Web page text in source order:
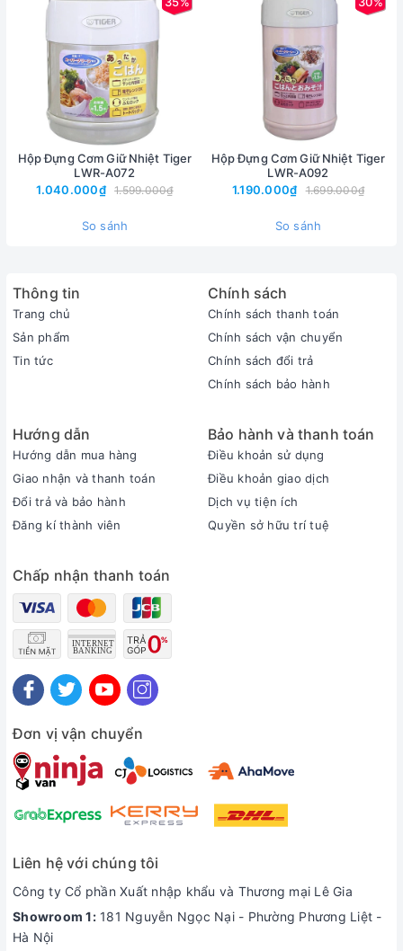
Hộp đựng cơm Tiger LWU-F200
sở hữu kiểu dáng hiện đại,
màu sắc trang nhã, đáp ứng sở thích nhiều người dùng khác
nhau. Sản phẩm đi kèm túi đựng giúp bạn có thể thuận tiện
mang theo hộp cơm để sử dụng cho bữa trưa hay bữa tối hàng
ngày khi đi làm, đi học,...
Thiết kế tiện lợi
Nắp hộp được thiết kế kín với đệm niêm phong giúp chống tràn
thức ăn ra bên ngoài và giữ nhiệt tối đa. Hơn nữa các hộp nhỏ
đều có miệng rộng giúp bạn có thể trực tiếp thưởng thức món
Gồm 4 ngăn đựng khác nhau
Hộp đựng cơm Tiger LWU-F200gồm 4 ngăn đựng có dung
tích lần lượt là 0.61L, 0.3L, 0.3L và 0.27L. Đồng thời, đi kèm
Hộp Đựng Cơm Giữ Nhiệt Tiger
LWR-A072
1.040.000₫
1.599.000₫
So sánh
Hộp Đựng Cơm Giữ Nhiệt Tiger
LWR-A092
1.190.000₫
1.699.000₫
So sánh
Thông tin
Trang chủ
Sản phẩm
Tin tức
Chính sách
Chính sách thanh toán
Chính sách vận chuyển
Chính sách đổi trả
Chính sách bảo hành
Hướng dẫn
Hướng dẫn mua hàng
Giao nhận và thanh toán
Đổi trả và bảo hành
Đăng kí thành viên
Bảo hành và thanh toán
Điều khoản sử dụng
Điều khoản giao dịch
Dịch vụ tiện ích
Quyền sở hữu trí tuệ
Chấp nhận thanh toán
Đơn vị vận chuyển
Liên hệ với chúng tôi
Công ty Cổ phần Xuất nhập khẩu và Thương mại Lê Gia
Showroom 1:181 Nguyễn Ngọc Nại - Phường Phương Liệt -
Hà Nội